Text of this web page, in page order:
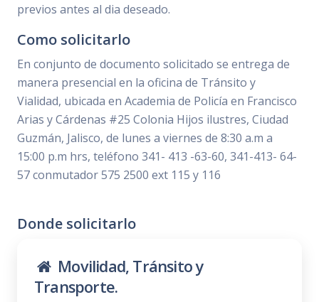
previos antes al dia deseado.
Como solicitarlo
En conjunto de documento solicitado se entrega de
manera presencial en la oficina de Tránsito y
Vialidad, ubicada en Academia de Policía en Francisco
Arias y Cárdenas #25 Colonia Hijos ilustres, Ciudad
Guzmán, Jalisco, de lunes a viernes de 8:30 a.m a
15:00 p.m hrs, teléfono 341- 413 -63-60, 341-413- 64-
57 conmutador 575 2500 ext 115 y 116
Donde solicitarlo
Movilidad, Tránsito y
Transporte.